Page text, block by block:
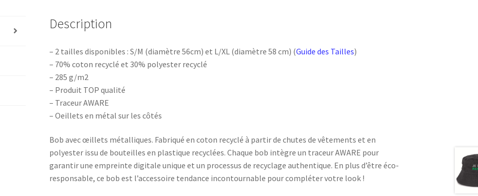
Description
– 2 tailles disponibles : S/M (diamètre 56cm) et L/XL (diamètre 58 cm) (Guide des Tailles)
– 70% coton recyclé et 30% polyester recyclé
– 285 g/m2
– Produit TOP qualité
– Traceur AWARE
– Oeillets en métal sur les côtés
Bob avec œillets métalliques. Fabriqué en coton recyclé à partir de chutes de vêtements et en
polyester issu de bouteilles en plastique recyclées. Chaque bob intègre un traceur AWARE pour
garantir une empreinte digitale unique et un processus de recyclage authentique. En plus d’être éco-
responsable, ce bob est l’accessoire tendance incontournable pour compléter votre look !